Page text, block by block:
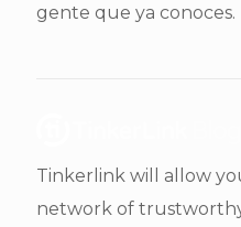
gente que ya conoces.
Tinkerlink will allow
network of